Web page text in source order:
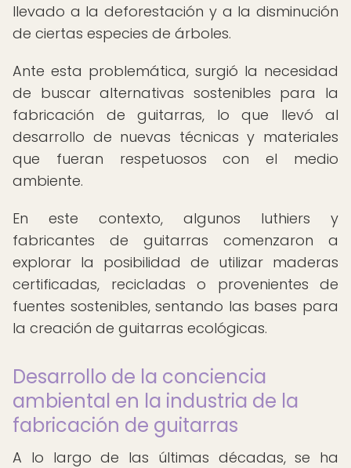
llevado a la deforestación y a la disminución
de ciertas especies de árboles.
Ante esta problemática, surgió la necesidad
de buscar alternativas sostenibles para la
fabricación de guitarras, lo que llevó al
desarrollo de nuevas técnicas y materiales
que fueran respetuosos con el medio
ambiente.
En este contexto, algunos luthiers y
fabricantes de guitarras comenzaron a
explorar la posibilidad de utilizar maderas
certificadas, recicladas o provenientes de
fuentes sostenibles, sentando las bases para
la creación de guitarras ecológicas.
Desarrollo de la conciencia
ambiental en la industria de la
fabricación de guitarras
A lo largo de las últimas décadas, se ha